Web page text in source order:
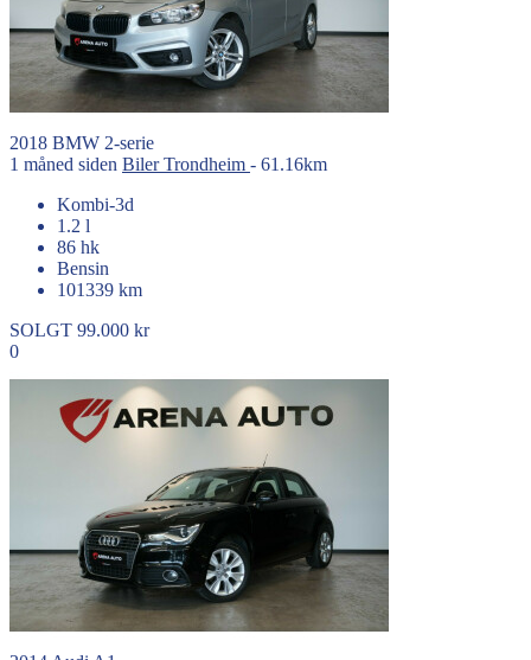
2018 BMW 2-serie
1 måned siden BilerTrondheim - 61.16km
Kombi-3d
1.2 l
86 hk
Bensin
101339 km
SOLGT 99.000 kr
0